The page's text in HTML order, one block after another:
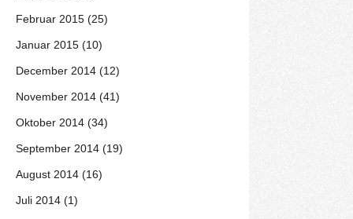
Februar 2015 (25)
Januar 2015 (10)
December 2014 (12)
November 2014 (41)
Oktober 2014 (34)
September 2014 (19)
August 2014 (16)
Juli 2014 (1)